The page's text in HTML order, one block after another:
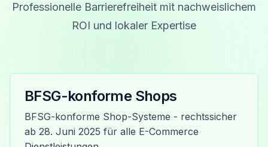
Professionelle Barrierefreiheit mit nachweislichem
ROI und lokaler Expertise
BFSG-konforme Shops
BFSG-konforme Shop-Systeme - rechtssicher
ab 28. Juni 2025 für alle E-Commerce